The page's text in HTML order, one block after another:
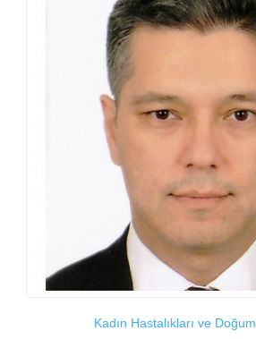
Kadın Hastalıkları ve Doğum